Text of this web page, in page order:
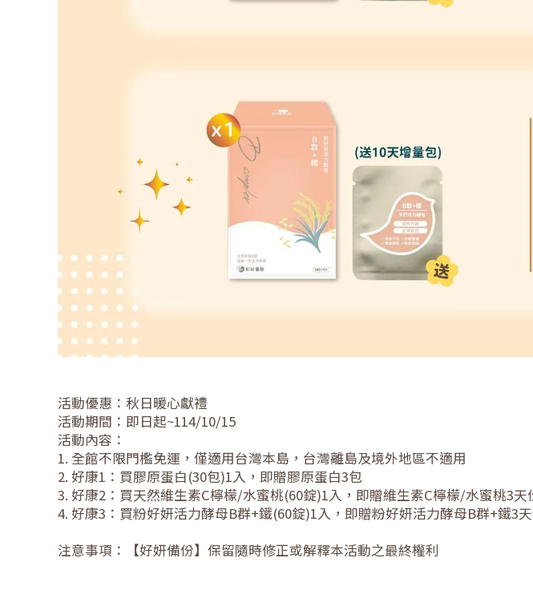
活動優惠：秋日暖心獻禮
活動期間：即日起~114/10/15
活動內容：
1. 全館不限門檻免運，僅適用台灣本島，台灣離島及境外地區不適用
2. 好康1：買膠原蛋白(30包)1入，即贈膠原蛋白3包
3. 好康2：買天然維生素C檸檬/水蜜桃(60錠)1入，即贈維生素C檸檬/水蜜桃3
4. 好康3：買粉好妍活力酵母B群+鐵(60錠)1入，即贈粉好妍活力酵母B群+鐵
注意事項：【好妍備份】保留隨時修正或解釋本活動之最終權利